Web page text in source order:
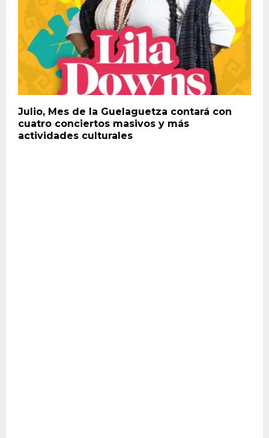
Julio, Mes de la Guelaguetza contará con
cuatro conciertos masivos y más
actividades culturales